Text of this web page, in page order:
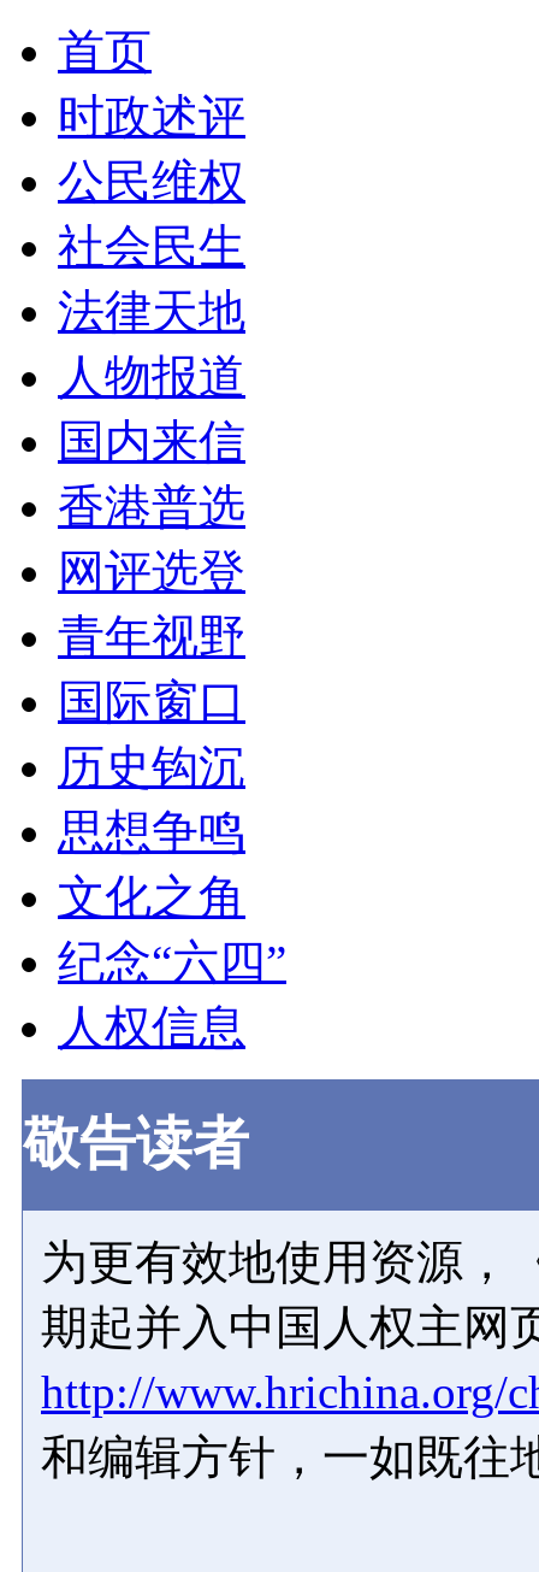
首页
时政述评
公民维权
社会民生
法律天地
人物报道
国内来信
香港普选
网评选登
青年视野
国际窗口
历史钩沉
思想争鸣
文化之角
纪念“六四”
人权信息
敬告读者
为更有效地使用资源，
期起并入中国人权主网
http://www.hrichina.org/
和编辑方针，一如既往